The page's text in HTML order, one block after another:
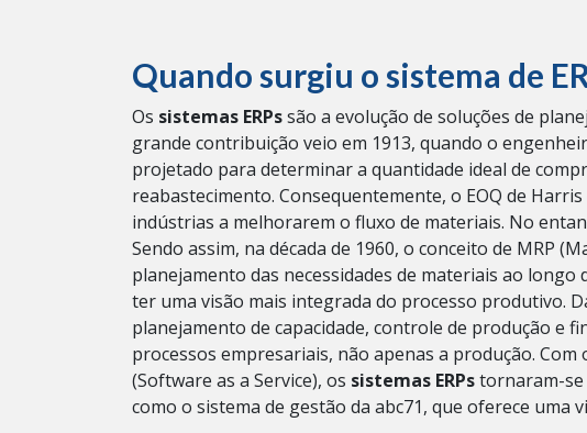
Quando surgiu o sistema de
Os sistemas ERPssão a evolução de soluções de
grande contribuição veio em 1913, quando o
projetado para determinar a quantidade ideal de
reabastecimento. Consequentemente, o EOQ de
indústrias a melhorarem o fluxo de materiais. No
Sendo assim, na década de 1960, o conceito de MRP
planejamento das necessidades de materiais ao
ter uma visão mais integrada do processo produtivo.
planejamento de capacidade, controle de produção e
processos empresariais, não apenas a produção. Com
(Software as a Service), os sistemas ERPstornaram-se
como o sistema de gestão da abc71, que oferece uma